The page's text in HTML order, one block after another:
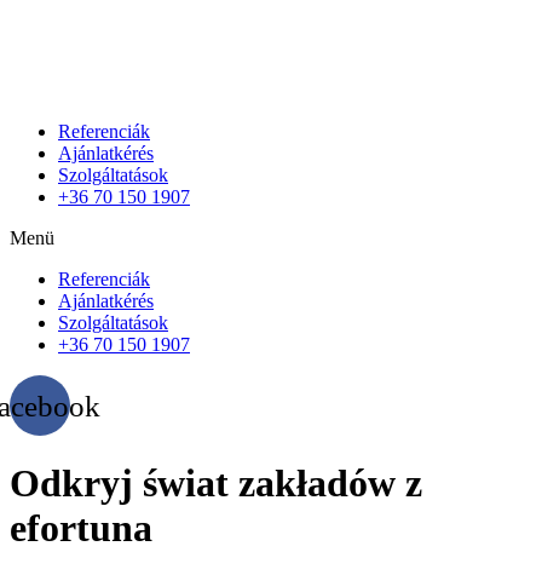
Referenciák
Ajánlatkérés
Szolgáltatások
+36 70 150 1907
Menü
Referenciák
Ajánlatkérés
Szolgáltatások
+36 70 150 1907
Odkryj świat zakładów z
efortuna